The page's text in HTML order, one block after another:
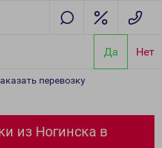
Да Нет
перевозку
из Ногинска в